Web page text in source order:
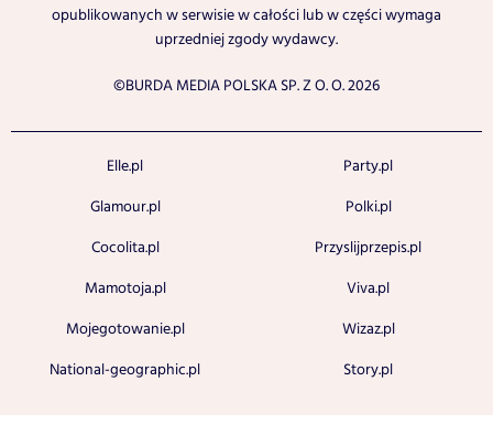
opublikowanych w serwisie w całości lub w części wymaga
uprzedniej zgody wydawcy.
©BURDA MEDIA POLSKA SP. Z O. O. 2026
Elle.pl
Glamour.pl
Cocolita.pl
Mamotoja.pl
Mojegotowanie.pl
National-geographic.pl
Party.pl
Polki.pl
Przyslijprzepis.pl
Viva.pl
Wizaz.pl
Story.pl